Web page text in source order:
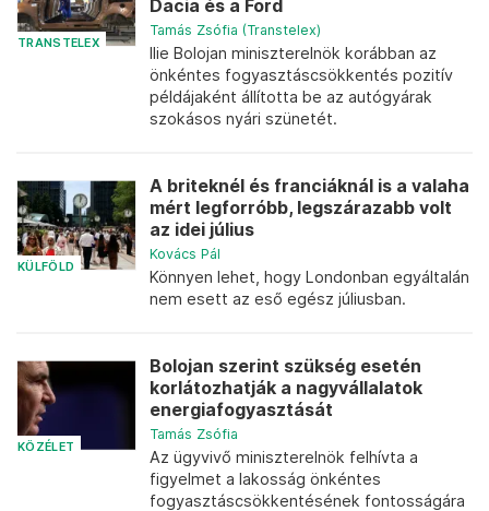
TRANSTELEX
Dacia és a Ford
Tamás Zsófia (Transtelex)
Ilie Bolojan miniszterelnök korábban az
önkéntes fogyasztáscsökkentés pozitív
példájaként állította be az autógyárak
szokásos nyári szünetét.
KÜLFÖLD
A briteknél és franciáknál is a valaha
mért legforróbb, legszárazabb volt
az idei július
Kovács Pál
Könnyen lehet, hogy Londonban egyáltalán
nem esett az eső egész júliusban.
KÖZÉLET
Bolojan szerint szükség esetén
korlátozhatják a nagyvállalatok
energiafogyasztását
Tamás Zsófia
Az ügyvivő miniszterelnök felhívta a
figyelmet a lakosság önkéntes
fogyasztáscsökkentésének fontosságára